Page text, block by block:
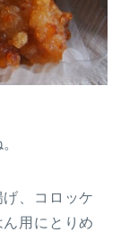
、コロッケ
用にとりめ